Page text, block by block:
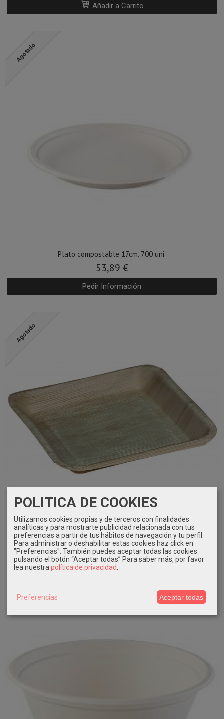
Añadir a Carrito
Agotado
Plato compostable 17cm. 700 uni.
53,89 €
Pedir Información
Agotado
Plato cuadrado 100 unidades hoja de...
58,06 €
Pedir Información
POLITICA DE COOKIES
Utilizamos cookies propias y de terceros con finalidades
analíticas y para mostrarte publicidad relacionada con tus
preferencias a partir de tus hábitos de navegación y tu perfil.
Para administrar o deshabilitar estas cookies haz click en
"Preferencias". También puedes aceptar todas las cookies
pulsando el botón “Aceptar todas” Para saber más, por favor
lea nuestrapolítica de privacidad.
Preferencias Aceptar todas